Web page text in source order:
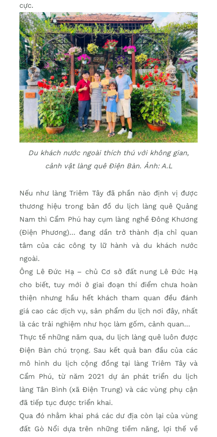
cực.
Du khách nước ngoài thích thú với không gian,
cảnh vật làng quê Điện Bàn. Ảnh: A.L
Nếu như làng Triêm Tây đã phần nào định vị được
thương hiệu trong bản đồ du lịch làng quê Quảng
Nam thì Cẩm Phú hay cụm làng nghề Đông Khương
(Điện Phương)… đang dần trở thành địa chỉ quan
tâm của các công ty lữ hành và du khách nước
ngoài.
Ông Lê Đức Hạ – chủ Cơ sở đất nung Lê Đức Hạ
cho biết, tuy mới ở giai đoạn thí điểm chưa hoàn
thiện nhưng hầu hết khách tham quan đều đánh
giá cao các dịch vụ, sản phẩm du lịch nơi đây, nhất
là các trải nghiệm như học làm gốm, cảnh quan…
Thực tế những năm qua, du lịch làng quê luôn được
Điện Bàn chú trọng. Sau kết quả ban đầu của các
mô hình du lịch cộng đồng tại làng Triêm Tây và
Cẩm Phú, từ năm 2021 dự án phát triển du lịch
làng Tân Bình (xã Điện Trung) và các vùng phụ cận
đã tiếp tục được triển khai.
Qua đó nhằm khai phá các dư địa còn lại của vùng
đất Gò Nổi dựa trên những tiềm năng, lợi thế về